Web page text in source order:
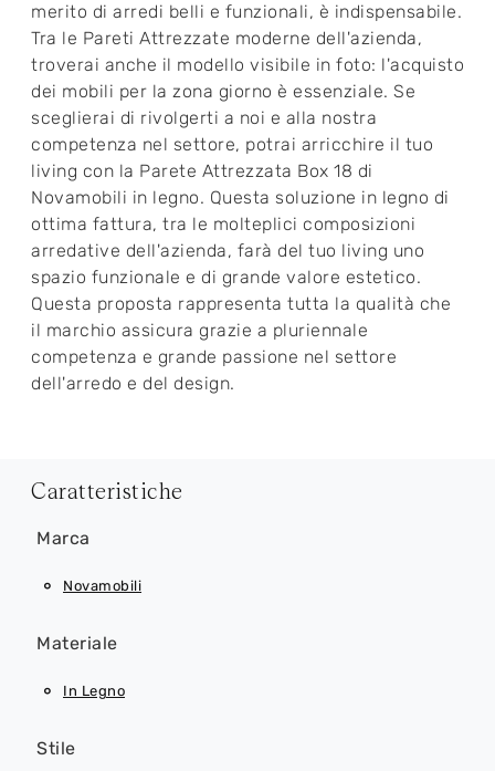
merito di arredi belli e funzionali, è indispensabile.
Tra le Pareti Attrezzate moderne dell'azienda,
troverai anche il modello visibile in foto: l'acquisto
dei mobili per la zona giorno è essenziale. Se
sceglierai di rivolgerti a noi e alla nostra
competenza nel settore, potrai arricchire il tuo
living con la Parete Attrezzata Box 18 di
Novamobili in legno. Questa soluzione in legno di
ottima fattura, tra le molteplici composizioni
arredative dell'azienda, farà del tuo living uno
spazio funzionale e di grande valore estetico.
Questa proposta rappresenta tutta la qualità che
il marchio assicura grazie a pluriennale
competenza e grande passione nel settore
dell'arredo e del design.
Caratteristiche
Marca
Novamobili
Materiale
In Legno
Stile